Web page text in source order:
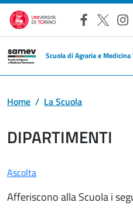
Salta al contenuto principale
Facebook
X
Scuola di Agraria e
Home La Scuola
DIPARTIMENTI
Ascolta
Afferiscono alla Scuola i